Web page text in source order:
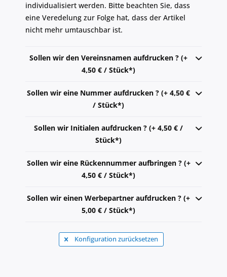
individualisiert werden. Bitte beachten Sie, dass
eine Veredelung zur Folge hat, dass der Artikel
nicht mehr umtauschbar ist.
Sollen wir den Vereinsnamen aufdrucken ? (+
4,50 € / Stück*)
Sollen wir eine Nummer aufdrucken ? (+ 4,50 €
/ Stück*)
Sollen wir Initialen aufdrucken ? (+ 4,50 € /
Stück*)
Sollen wir eine Rückennummer aufbringen ? (+
4,50 € / Stück*)
Sollen wir einen Werbepartner aufdrucken ? (+
5,00 € / Stück*)
Konfiguration zurücksetzen